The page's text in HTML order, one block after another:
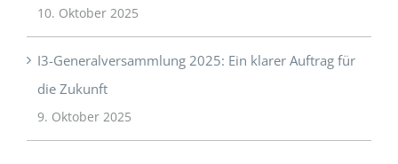
I3-Generalversammlung 2025: Ein klarer Auftrag für
die Zukunft
9. Oktober 2025